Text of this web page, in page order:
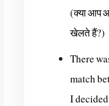
(क्या आप
खेलते हैं?)
There
match
I